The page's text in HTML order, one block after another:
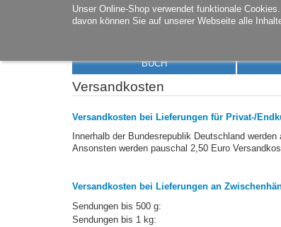
Unser Online-Shop verwendet funktionale
davon können Sie auf unserer Webseite alle
BUCH
Versandkosten
Versandkosten bei Lieferungen für Privat-/
Innerhalb der Bundesrepublik Deutschland werden
Ansonsten werden pauschal 2,50 Euro
Versandkosten bei Lieferungen an
Sendungen bis 500 g:
Sendungen bis 1 kg: